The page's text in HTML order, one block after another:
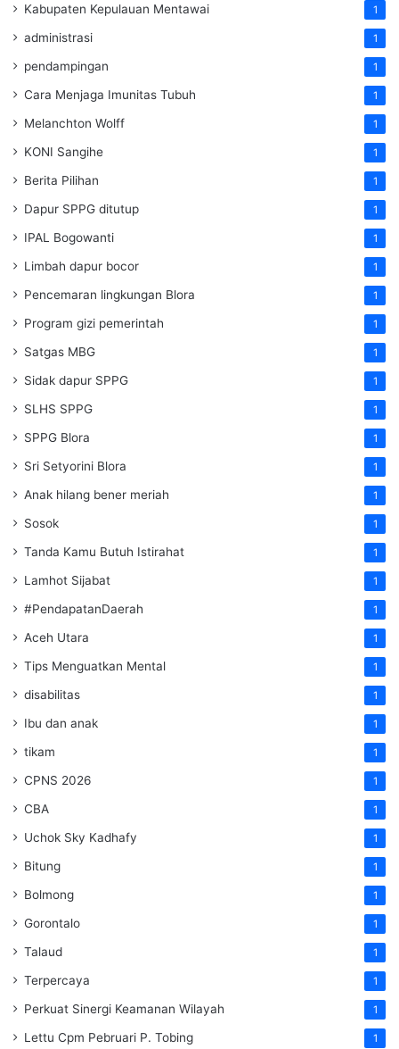
Kabupaten Kepulauan Mentawai 1
administrasi 1
pendampingan 1
Cara Menjaga Imunitas Tubuh 1
Melanchton Wolff 1
KONI Sangihe 1
Berita Pilihan 1
Dapur SPPG ditutup 1
IPAL Bogowanti 1
Limbah dapur bocor 1
Pencemaran lingkungan Blora 1
Program gizi pemerintah 1
Satgas MBG 1
Sidak dapur SPPG 1
SLHS SPPG 1
SPPG Blora 1
Sri Setyorini Blora 1
Anak hilang bener meriah 1
Sosok 1
Tanda Kamu Butuh Istirahat 1
Lamhot Sijabat 1
#PendapatanDaerah 1
Aceh Utara 1
Tips Menguatkan Mental 1
disabilitas 1
Ibu dan anak 1
tikam 1
CPNS 2026 1
CBA 1
Uchok Sky Kadhafy 1
Bitung 1
Bolmong 1
Gorontalo 1
Talaud 1
Terpercaya 1
Perkuat Sinergi Keamanan Wilayah 1
Lettu Cpm Pebruari P. Tobing 1